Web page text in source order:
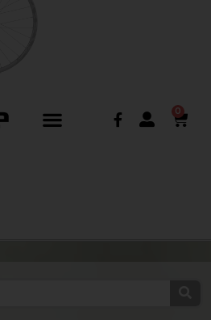
0